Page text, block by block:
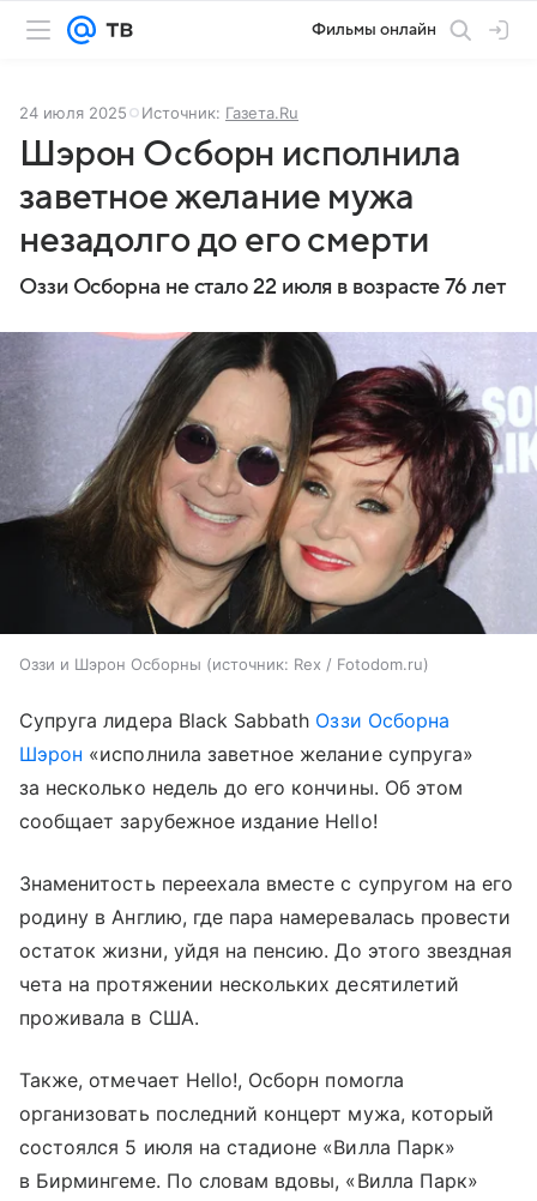
Фильмы онлайн
24 июля 2025 Источник: Газета.Ru
Шэрон Осборн исполнила
заветное желание мужа
незадолго до его смерти
Оззи Осборна не стало 22 июля в возрасте 76 лет
Оззи и Шэрон Осборны источник: Rex / Fotodom.ru
Супруга лидера Black Sabbath Оззи Осборна
Шэрон «исполнила заветное желание супруга»
за несколько недель до его кончины. Об этом
сообщает зарубежное издание Hello!
Знаменитость переехала вместе с супругом на его
родину в Англию, где пара намеревалась провести
остаток жизни, уйдя на пенсию. До этого звездная
чета на протяжении нескольких десятилетий
проживала в США.
Также, отмечает Hello!, Осборн помогла
организовать последний концерт мужа, который
состоялся 5 июля на стадионе «Вилла Парк»
в Бирмингеме. По словам вдовы, «Вилла Парк»